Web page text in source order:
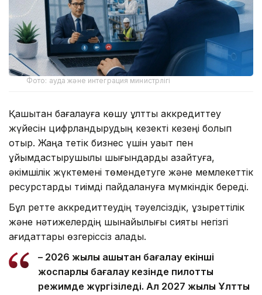
Фото: ауда және интеграция министрлігі
Қашықтан бағалауға көшу ұлттық аккредиттеу
жүйесін цифрландырудың кезекті кезеңі болып
отыр. Жаңа тетік бизнес үшін уақыт пен
ұйымдастырушылық шығындарды азайтуға,
әкімшілік жүктемені төмендетуге және мемлекеттік
ресурстарды тиімді пайдалануға мүмкіндік береді.
Бұл ретте аккредиттеудің тәуелсіздік, құзыреттілік
және нәтижелердің шынайылығы сияқты негізгі
қағидаттары өзгеріссіз қалады.
– 2026 жылы қашықтан бағалау екінші
жоспарлы бағалау кезінде пилоттық
режимде жүргізіледі. Ал 2027 жылы Ұлттық